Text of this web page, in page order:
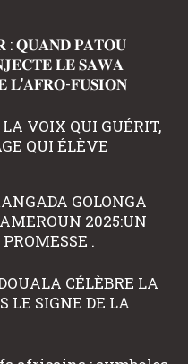
: 𝐐𝐔𝐀𝐍𝐃 𝐏𝐀𝐓𝐎𝐔
𝐋𝐄 𝐒𝐀𝐖𝐀
𝐋’𝐀𝐅𝐑𝐎-𝐅𝐔𝐒𝐈𝐎𝐍
LA VOIX QUI GUÉRIT,
QUI ÉLÈVE
GOLONGA
2025:UN
.
CÉLÈBRE LA
LE SIGNE DE LA